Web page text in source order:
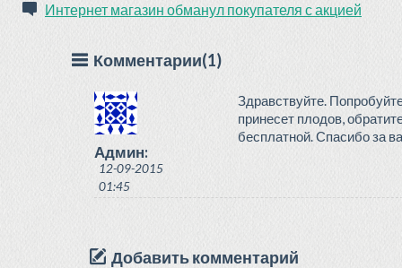
Интернет магазин обманул покупателя с акцией
Комментарии(1)
Админ:
12-09-2015
01:45
Здравствуйте.
принесет плодов,
бесплатной. Спасибо за
Добавить комментарий